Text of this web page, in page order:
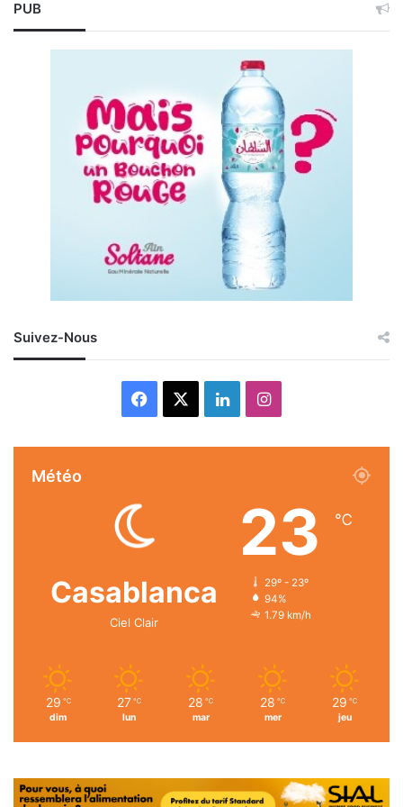
PUB
Suivez-Nous
Facebook LinkedinInstagram
Météo
Casablanca
Ciel Clair
23 ℃
29º - 23º
94%
1.79 km/h
29 ℃
dim
27 ℃
lun
28 ℃
mar
28 ℃
mer
29 ℃
jeu